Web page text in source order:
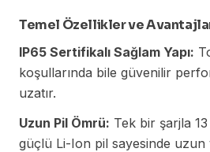
Temel Özellikler ve
IP65 Sertifikalı Sağlam Yapı:
koşullarında bile güvenilir
uzatır.
Uzun Pil Ömrü: Tek bir şarjla
güçlü Li-Ion pil sayesinde uzun